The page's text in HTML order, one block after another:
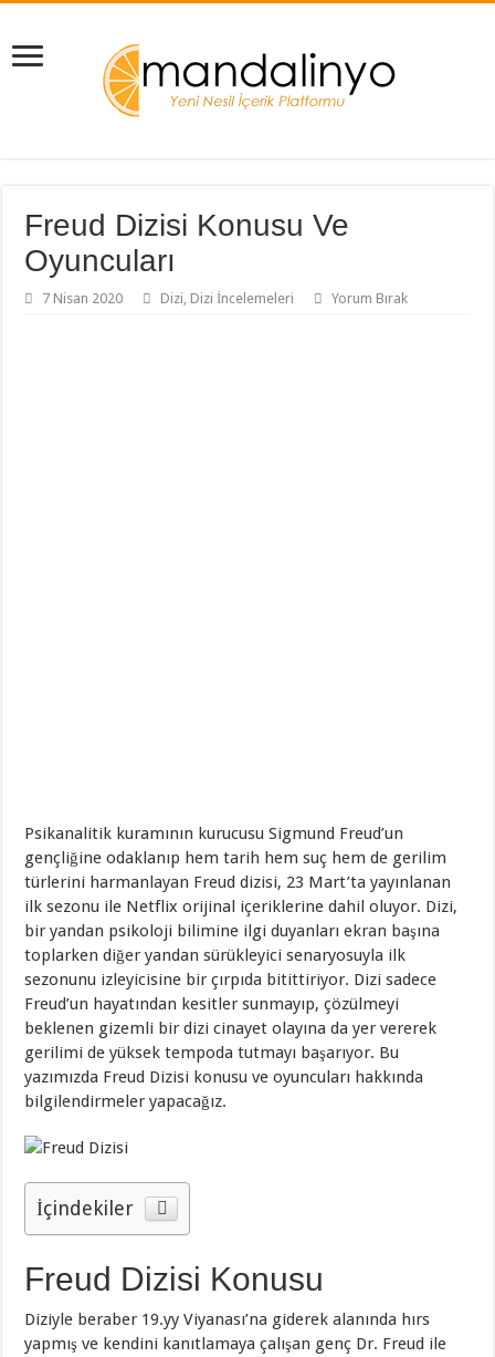
Freud Dizisi Konusu Ve
Oyuncuları
7 Nisan 2020 Dizi, Dizi İncelemeleri Yorum Bırak
Psikanalitik kuramının kurucusu Sigmund Freud’un
gençliğine odaklanıp hem tarih hem suç hem de gerilim
türlerini harmanlayan Freud dizisi, 23 Mart’ta yayınlanan
ilk sezonu ile Netflix orijinal içeriklerine dahil oluyor. Dizi,
bir yandan psikoloji bilimine ilgi duyanları ekran başına
toplarken diğer yandan sürükleyici senaryosuyla ilk
sezonunu izleyicisine bir çırpıda bitittiriyor. Dizi sadece
Freud’un hayatından kesitler sunmayıp, çözülmeyi
beklenen gizemli bir dizi cinayet olayına da yer vererek
gerilimi de yüksek tempoda tutmayı başarıyor. Bu
yazımızda Freud Dizisi konusu ve oyuncuları hakkında
bilgilendirmeler yapacağız.
İçindekiler
Freud Dizisi Konusu
Diziyle beraber 19.yy Viyanası’na giderek alanında hırs
yapmış ve kendini kanıtlamaya çalışan genç Dr. Freud ile